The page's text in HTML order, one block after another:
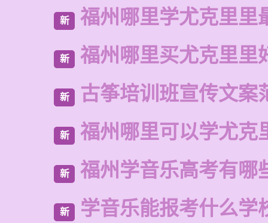
新 福州哪里学尤克里里
新 福州哪里买尤克里里
新 古筝培训班宣传文案
新 福州哪里可以学尤克
新 福州学音乐高考有哪
新 学音乐能报考什么学